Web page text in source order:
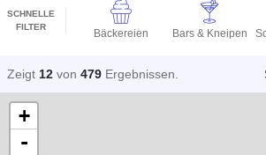
SCHNELLE
FILTER
Bäckereien Bars & Kneipen
Zeigt 12 von 479 Ergebnissen
+
-